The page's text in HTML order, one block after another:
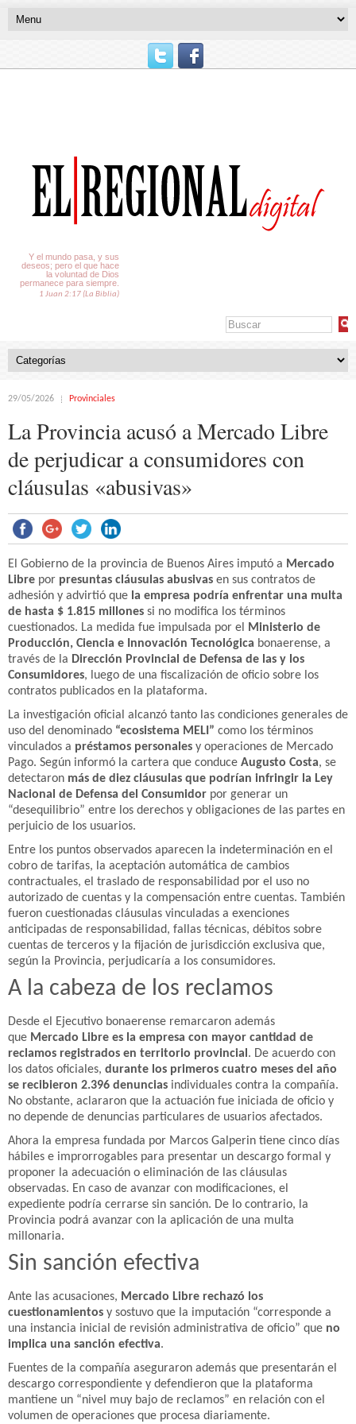
Y el mundo pasa, y sus
deseos; pero el que hace
la voluntad de Dios
permanece para siempre.
1 Juan 2:17 (La Biblia)
29/05/2026 Provinciales
La Provincia acusó a Mercado Libre
de perjudicar a consumidores con
cláusulas «abusivas»
El Gobierno de la provincia de Buenos Aires imputó a Mercado
Libre por presuntas cláusulas abusivas en sus contratos de
adhesión y advirtió que la empresa podría enfrentar una multa
de hasta $ 1.815 millones si no modifica los términos
cuestionados. La medida fue impulsada por el
Ministerio de
Producción, Ciencia e Innovación Tecnológica bonaerense, a
través de la Dirección Provincial de Defensa de las y los
Consumidores, luego de una fiscalización de oficio sobre los
contratos publicados en la plataforma.
La investigación oficial alcanzó tanto las condiciones generales de
uso del denominado “ecosistema MELI” como los términos
vinculados a préstamos personales y operaciones de Mercado
Pago. Según informó la cartera que conduce Augusto Costa, se
detectaron más de diez cláusulas que podrían infringir la Ley
Nacional de Defensa del Consumidor por generar un
“desequilibrio” entre los derechos y obligaciones de las partes en
perjuicio de los usuarios.
Entre los puntos observados aparecen la indeterminación en el
cobro de tarifas, la aceptación automática de cambios
contractuales, el traslado de responsabilidad por el uso no
autorizado de cuentas y la compensación entre cuentas. También
fueron cuestionadas cláusulas vinculadas a exenciones
anticipadas de responsabilidad, fallas técnicas, débitos sobre
cuentas de terceros y la fijación de jurisdicción exclusiva que,
según la Provincia, perjudicaría a los consumidores.
A la cabeza de los reclamos
Desde el Ejecutivo bonaerense remarcaron además
que Mercado Libre es la empresa con mayor cantidad de
reclamos registrados en territorio provincial . De acuerdo con
los datos oficiales, durante los primeros cuatro meses del año
se recibieron 2.396 denuncias individuales contra la compañía.
No obstante, aclararon que la actuación fue iniciada de oficio y
no depende de denuncias particulares de usuarios afectados.
Ahora la empresa fundada por Marcos Galperin tiene cinco días
hábiles e improrrogables para presentar un descargo formal y
proponer la adecuación o eliminación de las cláusulas
observadas. En caso de avanzar con modificaciones, el
expediente podría cerrarse sin sanción. De lo contrario, la
Provincia podrá avanzar con la aplicación de una multa
millonaria.
Sin sanción efectiva
Ante las acusaciones, Mercado Libre rechazó los
cuestionamientos y sostuvo que la imputación “corresponde a
una instancia inicial de revisión administrativa de oficio” que no
implica una sanción efectiva.
Fuentes de la compañía aseguraron además que presentarán el
descargo correspondiente y defendieron que la plataforma
mantiene un “nivel muy bajo de reclamos” en relación con el
volumen de operaciones que procesa diariamente.